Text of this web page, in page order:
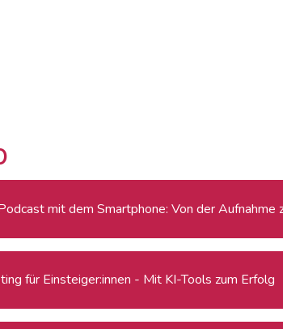
mit dem Smartphone: Von der
für Einsteiger:innen - Mit KI-Tools zum Erfolg